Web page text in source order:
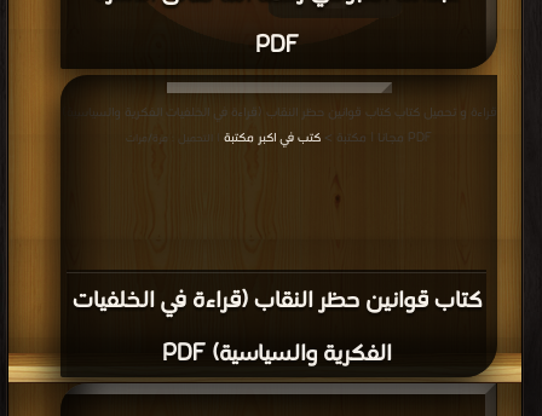
المرأة عند النساء والمحارم PDF
قراءة و تحميل كتاب كتاب الأدلة الصوارم على ما يجب ستره من المرأة عند النساء
كتب في تنزيل مباشر